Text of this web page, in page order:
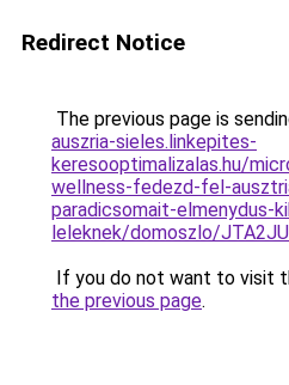
Redirect Notice
The previous page is
auszria-sieles.linkepites-
keresooptimalizalas.hu/
wellness-fedezd-fel-
paradicsomait-elmenydus-
leleknek/domoszlo/
If you do not want to visit
the previous page.